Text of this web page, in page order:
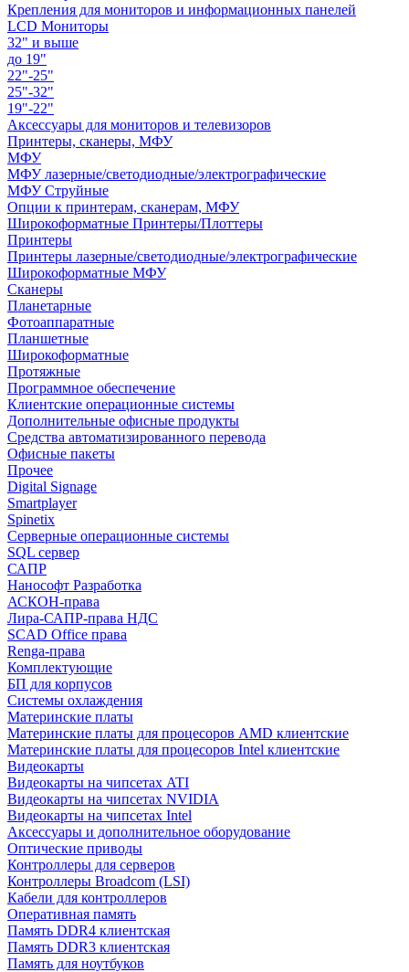
Крепления для мониторов и информационных панелей
LCD Мониторы
32" и выше
до 19"
22"-25"
25"-32"
19"-22"
Аксессуары для мониторов и телевизоров
Принтеры, сканеры, МФУ
МФУ
МФУ лазерные/светодиодные/электрографические
МФУ Струйные
Опции к принтерам, сканерам, МФУ
Широкоформатные Принтеры/Плоттеры
Принтеры
Принтеры лазерные/светодиодные/электрографические
Широкоформатные МФУ
Сканеры
Планетарные
Фотоаппаратные
Планшетные
Широкоформатные
Протяжные
Программное обеспечение
Клиентские операционные системы
Дополнительные офисные продукты
Средства автоматизированного перевода
Офисные пакеты
Прочее
Digital Signage
Smartplayer
Spinetix
Серверные операционные системы
SQL сервер
САПР
Нанософт Разработка
АСКОН-права
Лира-САПР-права НДС
SCAD Office права
Renga-права
Комплектующие
БП для корпусов
Системы охлаждения
Материнские платы
Материнские платы для процесоров AMD клиентские
Материнские платы для процесоров Intel клиентские
Видеокарты
Видеокарты на чипсетах ATI
Видеокарты на чипсетах NVIDIA
Видеокарты на чипсетах Intel
Аксессуары и дополнительное оборудование
Оптические приводы
Контроллеры для серверов
Контроллеры Broadcom (LSI)
Кабели для контроллеров
Оперативная память
Память DDR4 клиентская
Память DDR3 клиентская
Память для ноутбуков